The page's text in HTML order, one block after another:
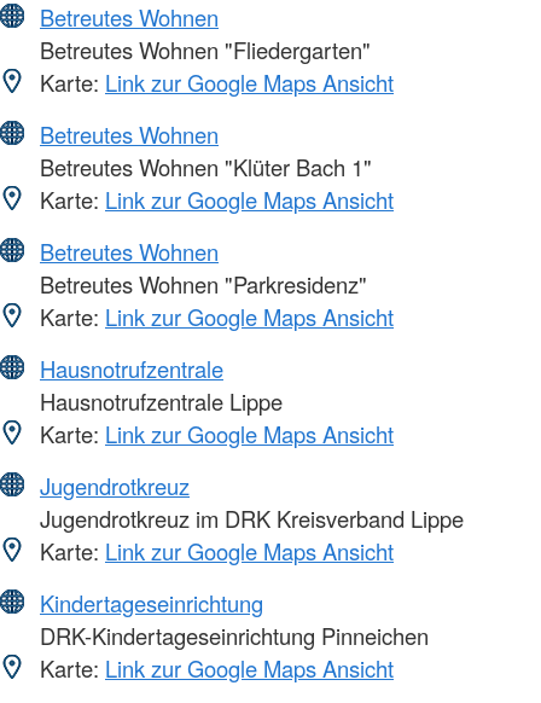
Betreutes Wohnen
Betreutes Wohnen "Fliedergarten"
Karte: Link zur Google Maps Ansicht
Betreutes Wohnen
Betreutes Wohnen "Klüter Bach 1"
Karte: Link zur Google Maps Ansicht
Betreutes Wohnen
Betreutes Wohnen "Parkresidenz"
Karte: Link zur Google Maps Ansicht
Hausnotrufzentrale
Hausnotrufzentrale Lippe
Karte: Link zur Google Maps Ansicht
Jugendrotkreuz
Jugendrotkreuz im DRK Kreisverband Lippe
Karte: Link zur Google Maps Ansicht
Kindertageseinrichtung
DRK-Kindertageseinrichtung Pinneichen
Karte: Link zur Google Maps Ansicht